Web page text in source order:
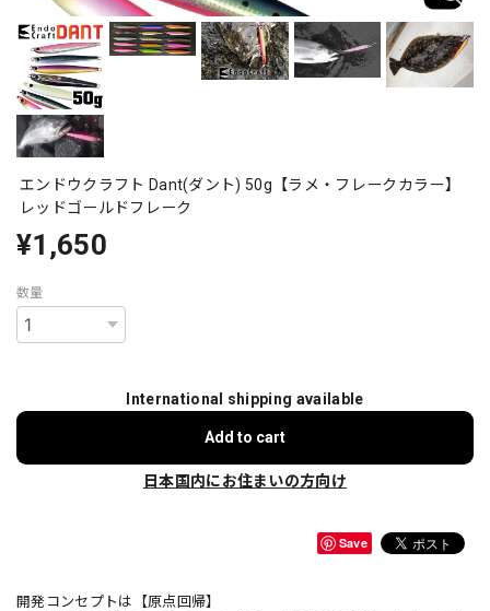
エンドウクラフト Dant(ダント) 50g【ラメ・フレークカラー】
レッドゴールドフレーク
¥1,650
数量
International shipping available
Add to cart
日本国内にお住まいの方向け
Save
開発コンセプトは【原点回帰】